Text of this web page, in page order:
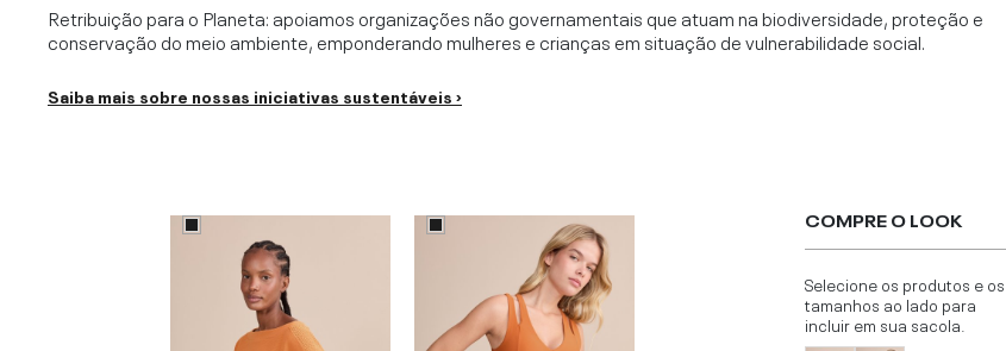
Retribuição para o Planeta: apoiamos organizações não governamentais que atuam na biodiversidade, proteção e
conservação do meio ambiente, emponderando mulheres e crianças em situação de vulnerabilidade social.
Saiba mais sobre nossas iniciativas sustentáveis ›
COMPRE O LOOK
Selecione os produtos e os
tamanhos ao lado para
incluir em sua sacola.